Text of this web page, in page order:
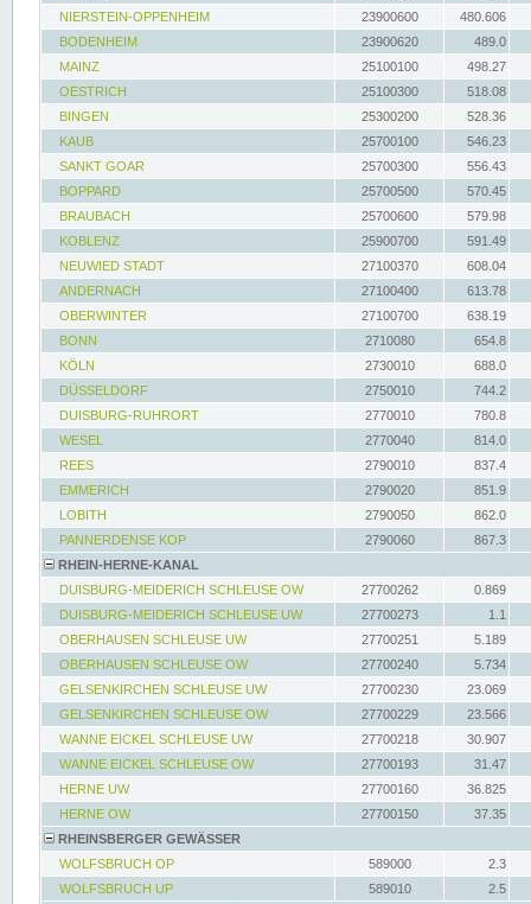
NIERSTEIN-OPPENHEIM
23900600
480.606
BODENHEIM
23900620
489.0
MAINZ
25100100
498.27
OESTRICH
25100300
518.08
BINGEN
25300200
528.36
KAUB
25700100
546.23
SANKT GOAR
25700300
556.43
BOPPARD
25700500
570.45
BRAUBACH
25700600
579.98
KOBLENZ
25900700
591.49
NEUWIED STADT
27100370
608.04
ANDERNACH
27100400
613.78
OBERWINTER
27100700
638.19
BONN
2710080
654.8
KÖLN
2730010
688.0
DÜSSELDORF
2750010
744.2
DUISBURG-RUHRORT
2770010
780.8
WESEL
2770040
814.0
REES
2790010
837.4
EMMERICH
2790020
851.9
LOBITH
2790050
862.0
PANNERDENSE KOP
2790060
867.3
RHEIN-HERNE-KANAL
DUISBURG-MEIDERICH SCHLEUSE OW
27700262
0.869
DUISBURG-MEIDERICH SCHLEUSE UW
27700273
1.1
OBERHAUSEN SCHLEUSE UW
27700251
5.189
OBERHAUSEN SCHLEUSE OW
27700240
5.734
GELSENKIRCHEN SCHLEUSE UW
27700230
23.069
GELSENKIRCHEN SCHLEUSE OW
27700229
23.566
WANNE EICKEL SCHLEUSE UW
27700218
30.907
WANNE EICKEL SCHLEUSE OW
27700193
31.47
HERNE UW
27700160
36.825
HERNE OW
27700150
37.35
RHEINSBERGER GEWÄSSER
WOLFSBRUCH OP
589000
2.3
WOLFSBRUCH UP
589010
2.5